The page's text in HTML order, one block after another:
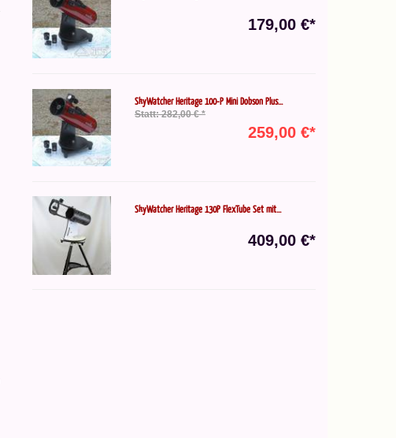
179,00 €*
SkyWatcher Heritage 100-P Mini Dobson Plus...
Statt: 282,00 € *
259,00 €*
SkyWatcher Heritage 130P FlexTube Set mit...
409,00 €*